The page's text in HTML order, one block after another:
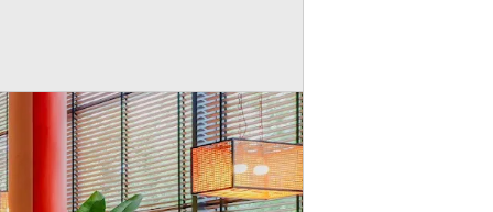
7 minut. A gdy już porozmawiamy ze
język. Jeżeli ta osoba również Cię